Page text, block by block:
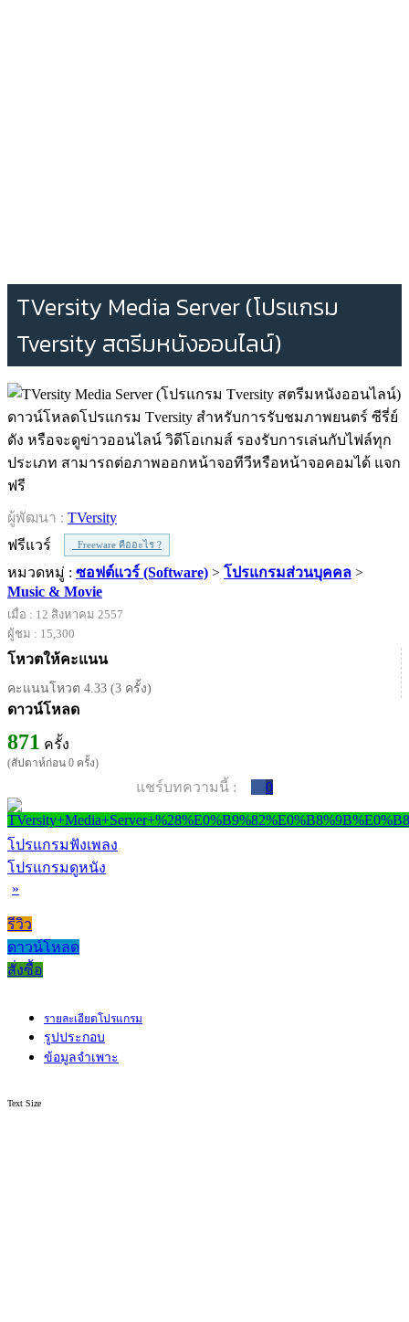
TVersity Media Server (โปรแกรม
Tversity สตรีมหนังออนไลน์)
ดาวน์โหลดโปรแกรม Tversity สำหรับการรับชมภาพยนตร์ ซีรี่ย์
ดัง หรือจะดูข่าวออนไลน์ วิดีโอเกมส์ รองรับการเล่นกับไฟล์ทุก
ประเภท สามารถต่อภาพออกหน้าจอทีวีหรือหน้าจอคอมได้ แจก
ฟรี
ผู้พัฒนา : TVersity
ฟรีแวร์
Freeware คืออะไร ?
หมวดหมู่ : ซอฟต์แวร์ (Software) > โปรแกรมส่วนบุคคล >
Music & Movie
เมื่อ : 12 สิงหาคม 2557
ผู้ชม : 15,300
โหวตให้คะแนน
คะแนนโหวต 4.33 (3 ครั้ง)
ดาวน์โหลด
871 ครั้ง
(สัปดาห์ก่อน 0 ครั้ง)
แชร์บทความนี้ : 0
โปรแกรมฟังเพลง
โปรแกรมดูหนัง
»
รีวิว
ดาวน์โหลด
สั่งซื้อ
รายละเอียดโปรแกรม
รูปประกอบ
ข้อมูลจำเพาะ
Text Size